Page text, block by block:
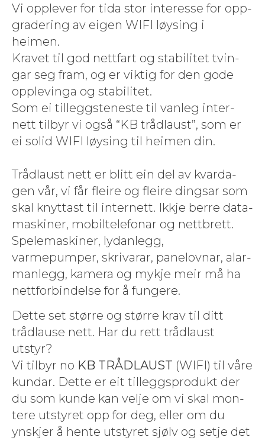
Vi opplever for tida stor inter­esse for opp­
grader­ing av eigen WIFI løys­ing i
heimen.
Kravet til god net­t­fart og sta­bilitet tvin­
gar seg fram, og er vik­tig for den gode
opplevin­ga og sta­bilitet.
Som ei til­leg­g­sten­este til van­leg inter­
nett tilbyr vi også “KB tråd­laust”, som er
ei sol­id WIFI løys­ing til heimen din.
Tråd­laust nett er blitt ein del av kvarda­
gen vår, vi får fleire og fleire dingsar som
skal knyt­tast til inter­nett. Ikkje berre data­
mask­in­er, mobil­tele­fonar og net­tbrett.
Spele­mask­in­er, lydan­legg,
varmepumper, skri­varar, pan­elov­nar, alar­
man­legg, kam­era og myk­je meir må ha
net­tforbindelse for å fungere.
Dette set større og større krav til ditt
tråd­lause nett. Har du rett tråd­laust
utstyr?
Vi tilbyr no KB TRÅDLAUST (WIFI) til våre
kun­dar. Dette er eit til­leg­gspro­dukt der
du som kunde kan vel­je om vi skal mon­
tere utstyret opp for deg, eller om du
ynskjer å hente utstyret sjølv og set­je det